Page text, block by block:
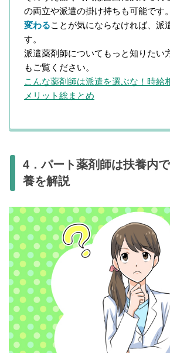
の両立や派遣の掛け持ちも可能です。
変わることが気にならなければ、派
す。
派遣薬剤師についてもっと知りたい
もご覧ください。
こんな薬剤師は派遣を選ぶな！時給
メリット総まとめ
4．パート薬剤師は扶養内
養を解説